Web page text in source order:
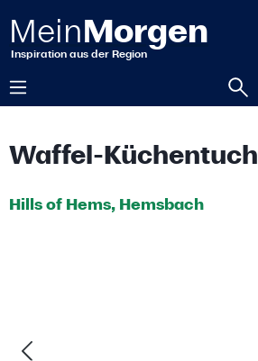
springen
Waffel-Küchentuch
Hills of Hems, Hemsbach